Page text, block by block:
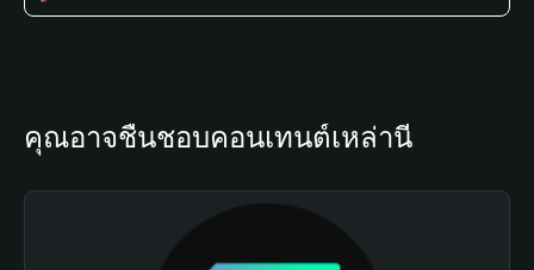
คุณอาจชื่นชอบคอนเทนต์เหล่านี้